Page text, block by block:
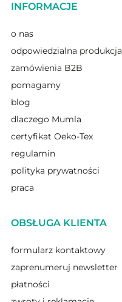
INFORMACJE
o nas
odpowiedzialna produkcja
zamówienia B2B
pomagamy
blog
dlaczego Mumla
certyfikat Oeko-Tex
regulamin
polityka prywatności
praca
OBSŁUGA KLIENTA
formularz kontaktowy
zaprenumeruj newsletter
płatności